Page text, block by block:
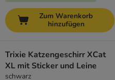
Zum Warenkorb
hinzufügen
Trixie Katzengeschirr XCat
XL mit Sticker und Leine
schwarz